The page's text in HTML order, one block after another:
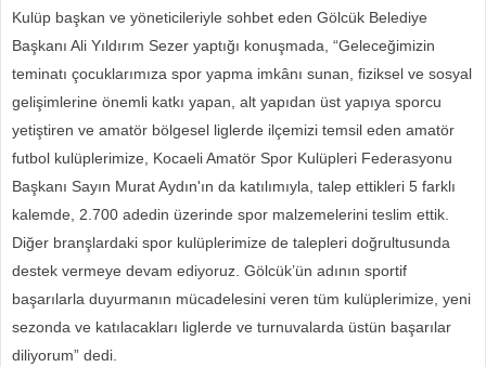
Kulüp başkan ve yöneticileriyle sohbet eden Gölcük Belediye
Başkanı Ali Yıldırım Sezer yaptığı konuşmada, “Geleceğimizin
teminatı çocuklarımıza spor yapma imkânı sunan, fiziksel ve sosyal
gelişimlerine önemli katkı yapan, alt yapıdan üst yapıya sporcu
yetiştiren ve amatör bölgesel liglerde ilçemizi temsil eden amatör
futbol kulüplerimize, Kocaeli Amatör Spor Kulüpleri Federasyonu
Başkanı Sayın Murat Aydın'ın da katılımıyla, talep ettikleri 5 farklı
kalemde, 2.700 adedin üzerinde spor malzemelerini teslim ettik.
Diğer branşlardaki spor kulüplerimize de talepleri doğrultusunda
destek vermeye devam ediyoruz. Gölcük’ün adının sportif
başarılarla duyurmanın mücadelesini veren tüm kulüplerimize, yeni
sezonda ve katılacakları liglerde ve turnuvalarda üstün başarılar
diliyorum” dedi.